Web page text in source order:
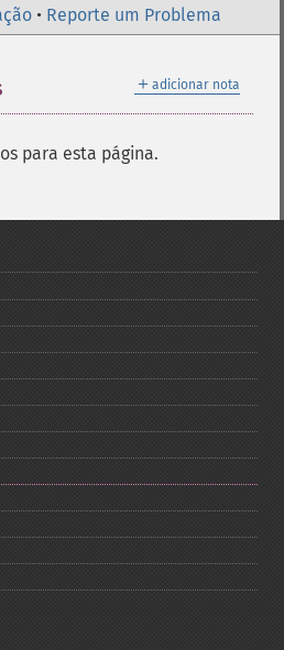
• Reporte um Problema
＋ adicionar nota
para esta página.